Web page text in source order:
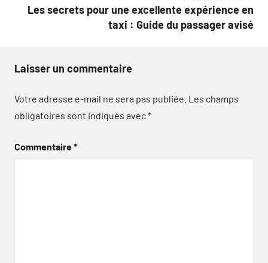
Les secrets pour une excellente expérience en
taxi : Guide du passager avisé
Laisser un commentaire
Votre adresse e-mail ne sera pas publiée. Les champs
obligatoires sont indiqués avec*
Commentaire*